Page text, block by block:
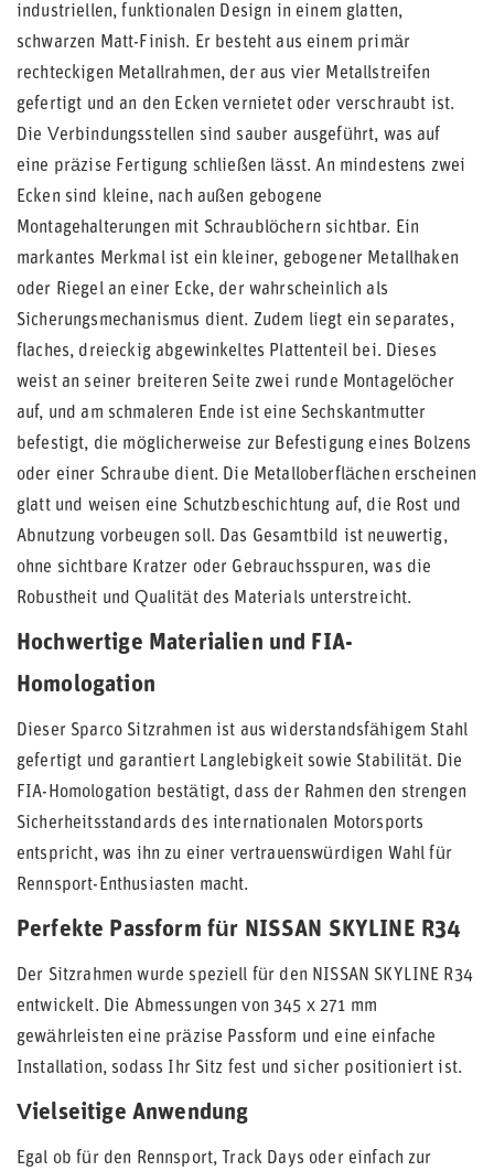
industriellen, funktionalen Design in einem glatten,
schwarzen Matt-Finish. Er besteht aus einem primär
rechteckigen Metallrahmen, der aus vier Metallstreifen
gefertigt und an den Ecken vernietet oder verschraubt ist.
Die Verbindungsstellen sind sauber ausgeführt, was auf
eine präzise Fertigung schließen lässt. An mindestens zwei
Ecken sind kleine, nach außen gebogene
Montagehalterungen mit Schraublöchern sichtbar. Ein
markantes Merkmal ist ein kleiner, gebogener Metallhaken
oder Riegel an einer Ecke, der wahrscheinlich als
Sicherungsmechanismus dient. Zudem liegt ein separates,
flaches, dreieckig abgewinkeltes Plattenteil bei. Dieses
weist an seiner breiteren Seite zwei runde Montagelöcher
auf, und am schmaleren Ende ist eine Sechskantmutter
befestigt, die möglicherweise zur Befestigung eines Bolzens
oder einer Schraube dient. Die Metalloberflächen erscheinen
glatt und weisen eine Schutzbeschichtung auf, die Rost und
Abnutzung vorbeugen soll. Das Gesamtbild ist neuwertig,
ohne sichtbare Kratzer oder Gebrauchsspuren, was die
Robustheit und Qualität des Materials unterstreicht.
Hochwertige Materialien und FIA-
Homologation
Dieser Sparco Sitzrahmen ist aus widerstandsfähigem Stahl
gefertigt und garantiert Langlebigkeit sowie Stabilität. Die
FIA-Homologation bestätigt, dass der Rahmen den strengen
Sicherheitsstandards des internationalen Motorsports
entspricht, was ihn zu einer vertrauenswürdigen Wahl für
Rennsport-Enthusiasten macht.
Perfekte Passform für NISSAN SKYLINE R34
Der Sitzrahmen wurde speziell für den NISSAN SKYLINE R34
entwickelt. Die Abmessungen von 345 x 271 mm
gewährleisten eine präzise Passform und eine einfache
Installation, sodass Ihr Sitz fest und sicher positioniert ist.
Vielseitige Anwendung
Egal ob für den Rennsport, Track Days oder einfach zur